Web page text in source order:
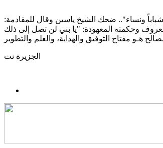
ونساء".. ضحك الشيخ ياسين وقال للمقادمة:
وحكمته المعهودة: "يا بني لن تصل إلى ذلك
الجزيرة نت